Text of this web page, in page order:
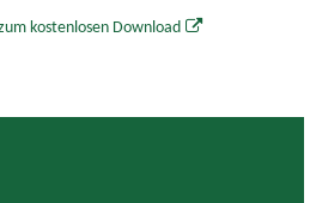
kostenlosen Download